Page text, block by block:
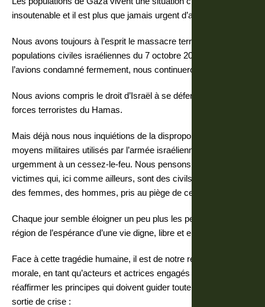
insoutenable et il est plus que jamais urgent d’arrêter l’horreur.
Nous avons toujours à l’esprit le massacre terroriste des
populations civiles israéliennes du 7 octobre 2023. Nous
l’avions condamné fermement, nous continuerons à le faire.
Nous avions compris le droit d’Israël à se défendre contre les
forces terroristes du Hamas.
Mais déjà nous nous inquiétions de la disproportion des
moyens militaires utilisés par l’armée israélienne et appelions
urgemment à un cessez-le-feu. Nous pensons aux premières
victimes qui, ici comme ailleurs, sont des civils, des enfants,
des femmes, des hommes, pris au piège de ce conflit.
Chaque jour semble éloigner un peu plus les peuples de la
région de l’espérance d’une vie digne, libre et en sécurité.
Face à cette tragédie humaine, il est de notre responsabilité
morale, en tant qu’acteurs et actrices engagés pour la paix, de
réaffirmer les principes qui doivent guider toute démarche de
sortie de crise :